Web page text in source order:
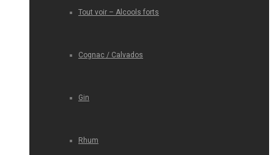
Tout voir – Alcools forts
Cognac / Calvados
Gin
Rhum